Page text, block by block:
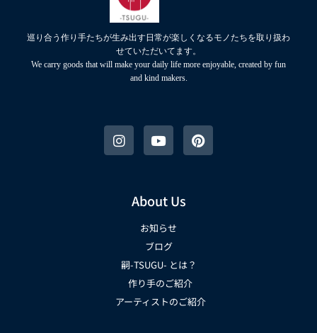
巡り合う作り手たちが生み出す日常が楽しくなるモノたちを取り扱わ
せていただいてます。
We carry goods that will make your daily life more enjoyable, created by fun
and kind makers.
About Us
お知らせ
ブログ
嗣-TSUGU- とは？
作り手のご紹介
アーティストのご紹介